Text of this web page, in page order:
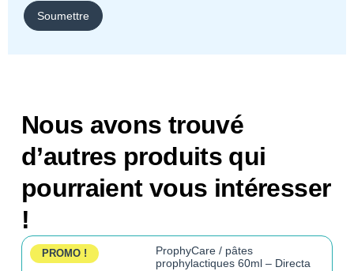
Nous avons trouvé
d’autres produits qui
pourraient vous intéresser
!
PROMO !
ProphyCare / pâtes
prophylactiques 60ml – Directa